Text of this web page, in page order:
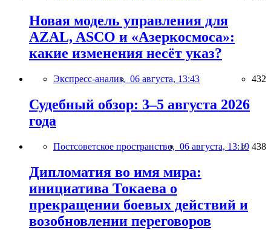
Новая модель управления для
AZAL, ASCO и «Азеркосмоса»:
какие изменения несёт указ?
Экспресс-анализ, 06 августа, 13:43 432
Судебный обзор: 3–5 августа 2026
года
Постсоветское пространство, 06 августа, 13:19 438
Дипломатия во имя мира:
инициатива Токаева о
прекращении боевых действий и
возобновлении переговоров